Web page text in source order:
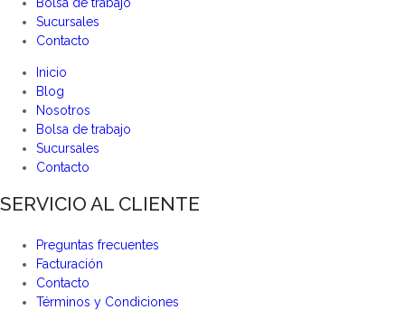
Sucursales
Contacto
Inicio
Blog
Nosotros
Bolsa de trabajo
Sucursales
Contacto
SERVICIO AL CLIENTE
Preguntas frecuentes
Facturación
Contacto
Términos y Condiciones